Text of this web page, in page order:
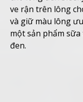
ve rận trên lông
và giữ màu lông
một sản phẩm
đen.